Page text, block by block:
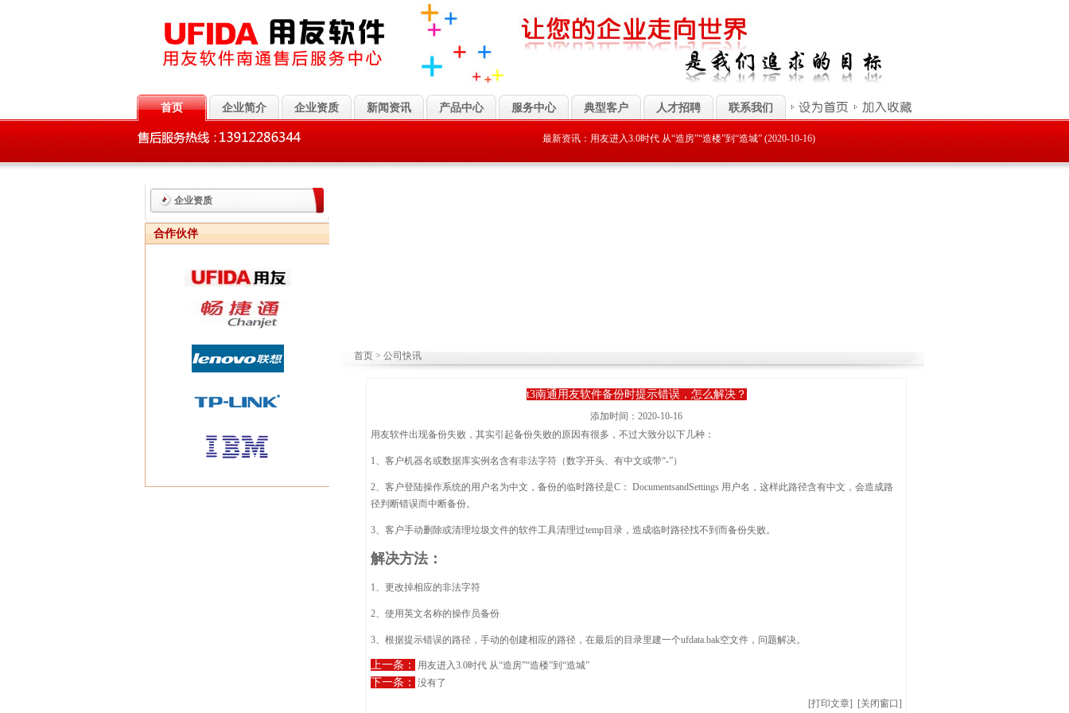
首页 企业简介 企业资质 新闻资讯 产品中心 服务中心 典型客户 人才招聘 联系我们
最新资讯： 用友进入3.0时代 从“造房”“造楼”到“造城” (2020-10-16)
企业资质
合作伙伴
首页 > 公司快讯
t3南通用友软件备份时提示错误，怎么解决？
添加时间：2020-10-16
用友软件出现备份失败，其实引起备份失败的原因有很多，不过大致分以下几种：
1、客户机器名或数据库实例名含有非法字符（数字开头、有中文或带“-”）
2、客户登陆操作系统的用户名为中文，备份的临时路径是C： DocumentsandSettings 用户名，这样此路径含有中文，会造成路
径判断错误而中断备份。
3、客户手动删除或清理垃圾文件的软件工具清理过temp目录，造成临时路径找不到而备份失败。
解决方法：
1、更改掉相应的非法字符
2、使用英文名称的操作员备份
3、根据提示错误的路径，手动的创建相应的路径，在最后的目录里建一个ufdata.bak空文件，问题解决。
上一条： 用友进入3.0时代 从“造房”“造楼”到“造城”
下一条：
没有了
[打印文章] [关闭窗口]